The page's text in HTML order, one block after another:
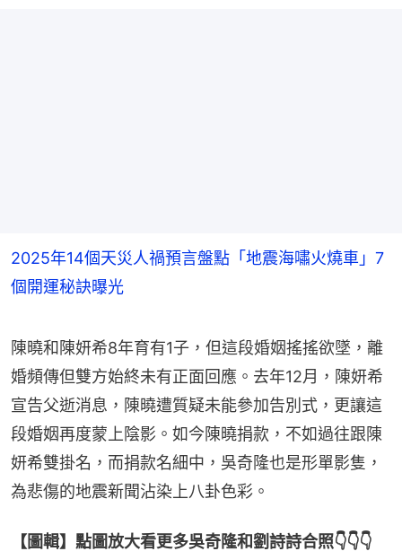
2025年14個天災人禍預言盤點「地震海嘯火燒車」7
個開運秘訣曝光
陳曉和陳妍希8年育有1子，但這段婚姻搖搖欲墜，離
婚頻傳但雙方始終未有正面回應。去年12月，陳妍希
宣告父逝消息，陳曉遭質疑未能參加告別式，更讓這
段婚姻再度蒙上陰影。如今陳曉捐款，不如過往跟陳
妍希雙掛名，而捐款名細中，吳奇隆也是形單影隻，
為悲傷的地震新聞沾染上八卦色彩。
【圖輯】點圖放大看更多吳奇隆和劉詩詩合照👇👇👇